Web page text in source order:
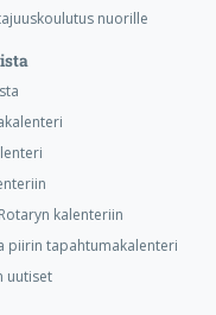
nuorille
kalenteriin
piirin tapahtumakalenteri
uutiset